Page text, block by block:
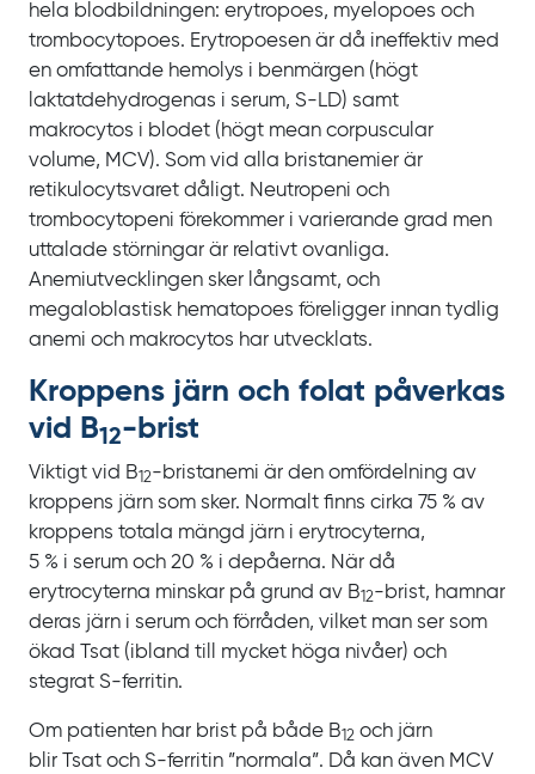
hela blodbildningen: erytropoes, myelopoes och
trombocytopoes. Erytropoesen är då ineffektiv med
en omfattande hemolys i benmärgen (högt
laktatdehydrogenas i serum, S‍-‍LD) samt
makrocytos i blodet (högt mean corpuscular
volume, MCV). Som vid alla bristanemier är
retikulocytsvaret dåligt. Neutropeni och
trombocytopeni förekommer i varierande grad men
uttalade störningar är relativt ovanliga.
Anemiutvecklingen sker långsamt, och
megaloblastisk hematopoes föreligger innan tydlig
anemi och makrocytos har utvecklats.
Kroppens järn och folat påverkas
vid B12‍‍-‍‍brist
Viktigt vid B 12-bristanemi är den omfördelning av
kroppens järn som sker. Normalt finns cirka 75 % av
kroppens totala mängd järn i erytrocyterna,
5 % i serum och 20 % i depåerna. När då
erytrocyterna minskar på grund av B 12‍-‍brist, hamnar
deras järn i serum och förråden, vilket man ser som
ökad Tsat (ibland till mycket höga nivåer) och
stegrat S‍-‍ferritin.
Om patienten har brist på både B 12 och järn
blir Tsat och S‍-‍ferritin ”normala”. Då kan även MCV